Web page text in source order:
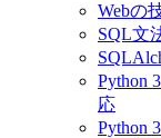
Webの
SQL文
Python
応
Python